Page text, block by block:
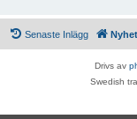
Senaste Inlägg
Drivs av
Swedish